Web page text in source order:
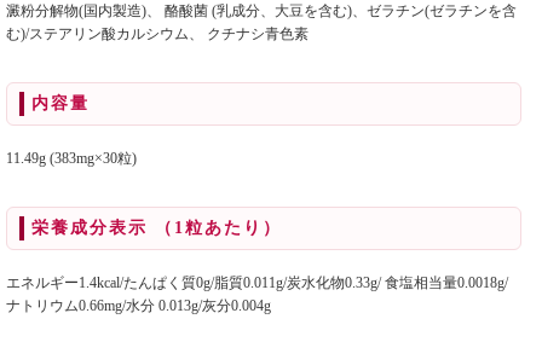
澱粉分解物(国内製造)、 酪酸菌 (乳成分、大豆を含む)、ゼラチン(ゼラチンを含
む)/ステアリン酸カルシウム、 クチナシ青色素
内容量
11.49g (383mg×30粒)
栄養成分表示 （1粒あたり）
エネルギー1.4kcal/たんぱく質0g/脂質0.011g/炭水化物0.33g/ 食塩相当量0.0018g/
ナトリウム0.66mg/水分 0.013g/灰分0.004g